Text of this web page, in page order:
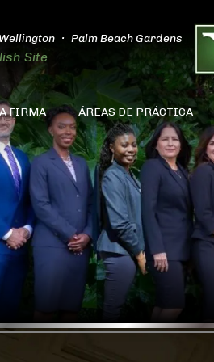
Wellington Palm Beach Gardens
Site
FIRMA ÁREAS DE PRÁCTICA